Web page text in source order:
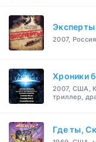
Эксперты
2007,
Хроники
2007, США,
триллер,
Где ты,